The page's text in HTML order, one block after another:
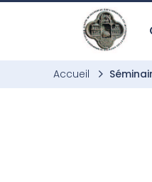
Aller à l’entête de page
Aller au menu principale
Aller au contenu principal
Aller à la recherche
Passer aux cookies
Aller au pied de page
Accueil